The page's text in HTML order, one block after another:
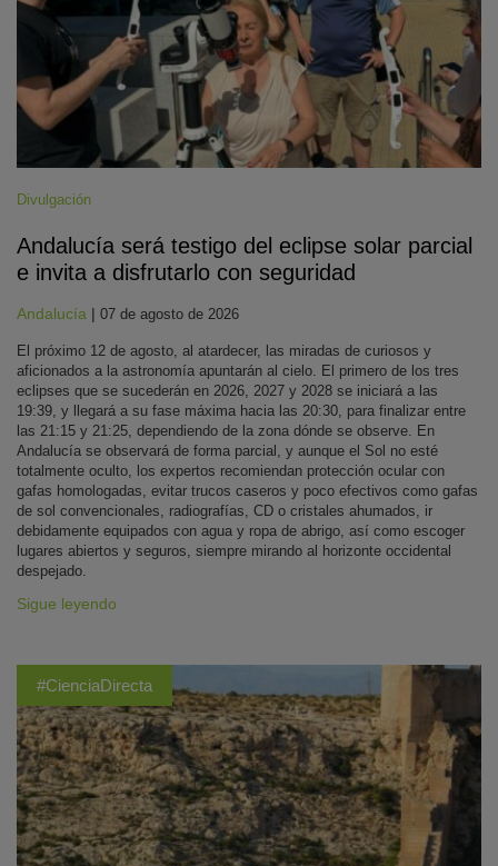
Divulgación
Andalucía será testigo del eclipse solar parcial
e invita a disfrutarlo con seguridad
Andalucía | 07 de agosto de 2026
El próximo 12 de agosto, al atardecer, las miradas de curiosos y
aficionados a la astronomía apuntarán al cielo. El primero de los tres
eclipses que se sucederán en 2026, 2027 y 2028 se iniciará a las
19:39, y llegará a su fase máxima hacia las 20:30, para finalizar entre
las 21:15 y 21:25, dependiendo de la zona dónde se observe. En
Andalucía se observará de forma parcial, y aunque el Sol no esté
totalmente oculto, los expertos recomiendan protección ocular con
gafas homologadas, evitar trucos caseros y poco efectivos como gafas
de sol convencionales, radiografías, CD o cristales ahumados, ir
debidamente equipados con agua y ropa de abrigo, así como escoger
lugares abiertos y seguros, siempre mirando al horizonte occidental
despejado.
Sigue leyendo
#CienciaDirecta